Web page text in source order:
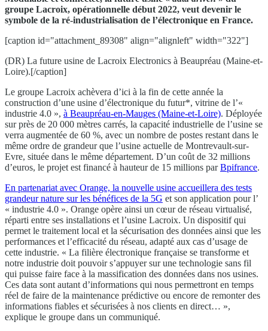
groupe Lacroix, opérationnelle début 2022, veut devenir le
symbole de la ré-industrialisation de l’électronique en France.
[caption id="attachment_89308" align="alignleft" width="322"]
(DR) La future usine de Lacroix Electronics à Beaupréau (Maine-et-
Loire).[/caption]
Le groupe Lacroix achèvera d’ici à la fin de cette année la
construction d’une usine d’électronique du futur*, vitrine de l’«
industrie 4.0 », à Beaupréau-en-Mauges (Maine-et-Loire). Déployée
sur près de 20 000 mètres carrés, la capacité industrielle de l’usine se
verra augmentée de 60 %, avec un nombre de postes restant dans le
même ordre de grandeur que l’usine actuelle de Montrevault-sur-
Evre, située dans le même département. D’un coût de 32 millions
d’euros, le projet est financé à hauteur de 15 millions parBpifrance.
En partenariat avec Orange, la nouvelle usine accueillera des tests
grandeur nature sur les bénéfices de la 5G et son application pour l’
« industrie 4.0 ». Orange opère ainsi un cœur de réseau virtualisé,
réparti entre ses installations et l’usine Lacroix. Un dispositif qui
permet le traitement local et la sécurisation des données ainsi que les
performances et l’efficacité du réseau, adapté aux cas d’usage de
cette industrie. « La filière électronique française se transforme et
notre industrie doit pouvoir s’appuyer sur une technologie sans fil
qui puisse faire face à la massification des données dans nos usines.
Ces data sont autant d’informations qui nous permettront en temps
réel de faire de la maintenance prédictive ou encore de remonter des
informations fiables et sécurisées à nos clients en direct… »,
explique le groupe dans un communiqué.